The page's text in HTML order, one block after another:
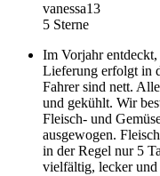
vanessa13
5 Sterne
Im Vorjahr
Lieferung erfolgt in
Fahrer sind nett.
und gekühlt. Wir
Fleisch- und
ausgewogen.
in der Regel nur 5
vielfältig, lecker und